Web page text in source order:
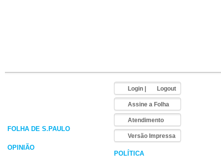
FOLHA DE S.PAULO
OPINIÃO
Login Logout
Assine a Folha
Atendimento
Versão Impressa
POLÍTICA